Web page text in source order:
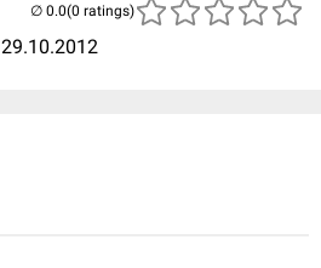
29.10.2012
(0 ratings)